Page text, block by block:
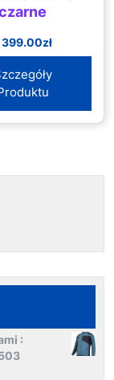
399.00zł
: